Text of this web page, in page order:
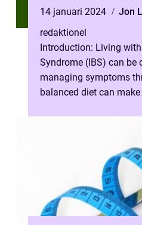
14 januari 2024
Jon
redaktionel
Introduction: Living
Syndrome (IBS) can be
managing symptoms
balanced diet can